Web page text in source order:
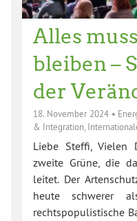
Alles
bleiben –
der
18. November 2024•
& Integration
Liebe Steffi,
zweite Grüne, die
leitet. Der
heute schwerer
rechtspopulistische